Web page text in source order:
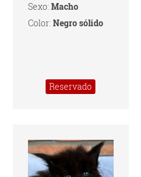
Sexo: Macho
Color: Negro sólido
Reservado